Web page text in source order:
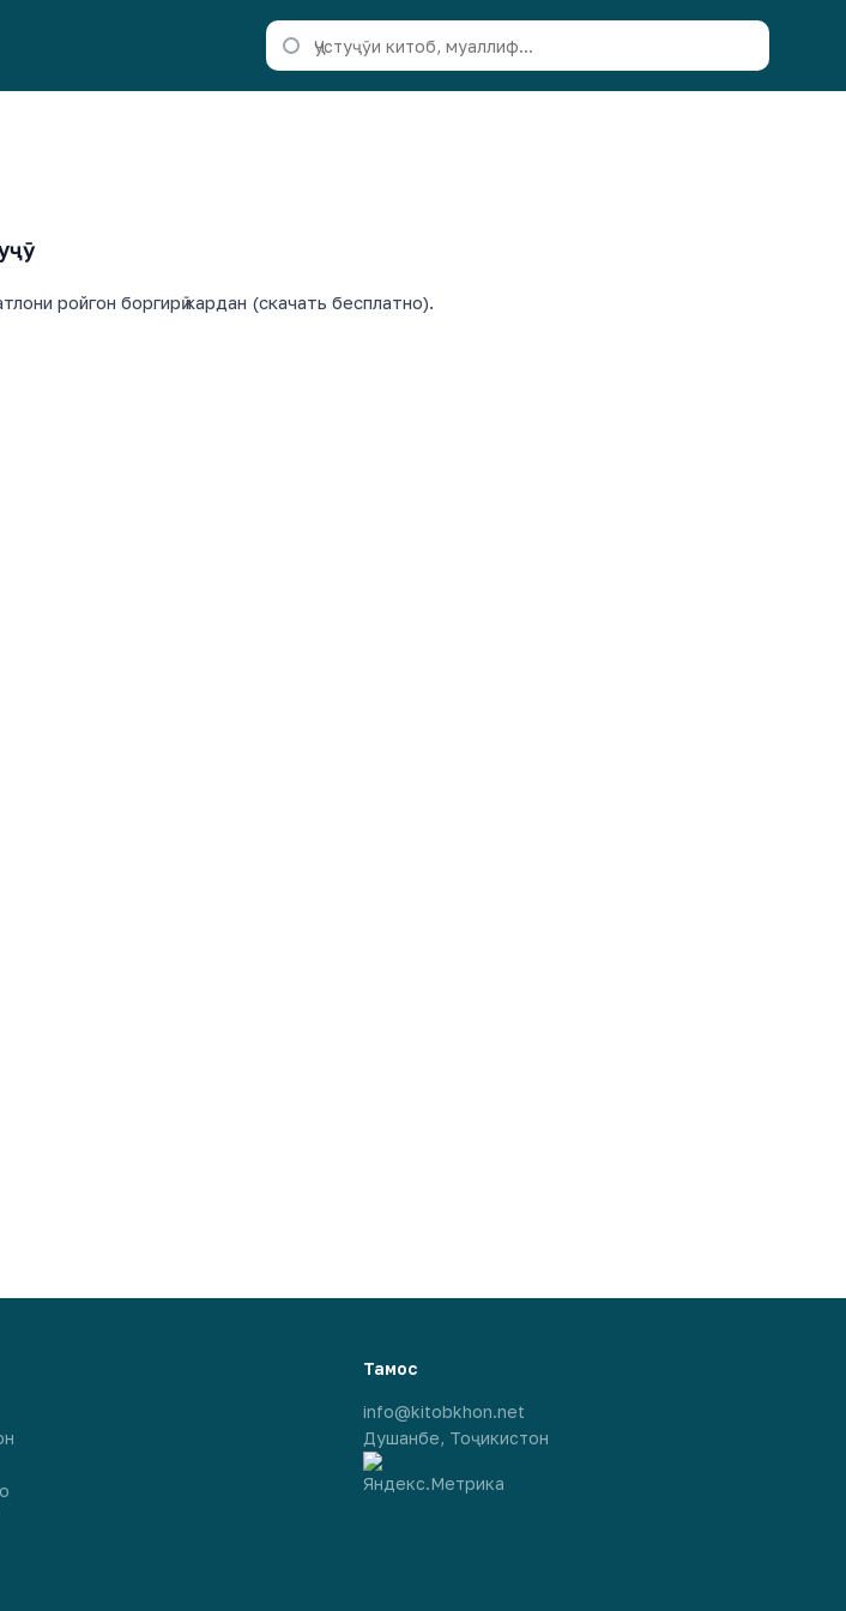
ройгон боргирӣ кардан (скачать бесплатно).
Тамос
info@kitobkhon.net
Душанбе, Тоҷикистон